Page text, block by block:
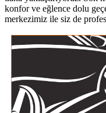
konfor ve eğlence dolu
merkezimiz ile siz de